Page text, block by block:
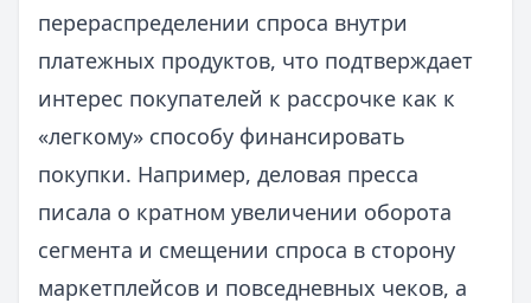
перераспределении спроса внутри
платежных продуктов, что подтверждает
интерес покупателей к рассрочке как к
«легкому» способу финансировать
покупки. Например, деловая пресса
писала о кратном увеличении оборота
сегмента и смещении спроса в сторону
маркетплейсов и повседневных чеков, а